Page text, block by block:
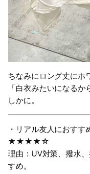
ちなみにロング丈にホ
「白衣みたいになる
しかに。
・リアル友人におすす
★★★★☆
理由：UV対策、撥水
すめ。